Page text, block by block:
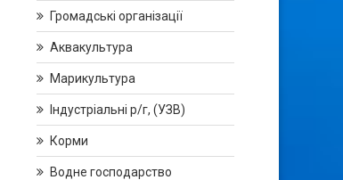
Громадські організації
Аквакультура
Марикультура
Індустріальні р/г, (УЗВ)
Корми
Водне господарство